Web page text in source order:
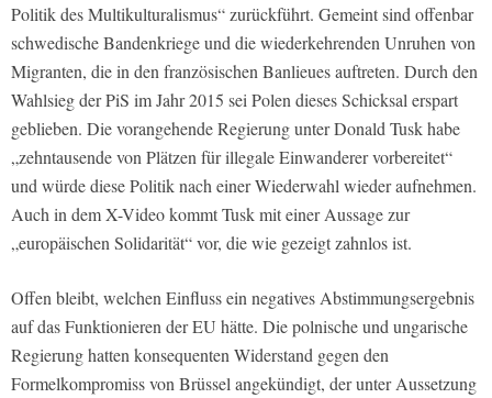
Politik des Multikulturalismus“ zurückführt. Gemeint sind offenbar
schwedische Bandenkriege und die wiederkehrenden Unruhen von
Migranten, die in den französischen Banlieues auftreten. Durch den
Wahlsieg der PiS im Jahr 2015 sei Polen dieses Schicksal erspart
geblieben. Die vorangehende Regierung unter Donald Tusk habe
„zehntausende von Plätzen für illegale Einwanderer vorbereitet“
und würde diese Politik nach einer Wiederwahl wieder aufnehmen.
Auch in dem X-Video kommt Tusk mit einer Aussage zur
„europäischen Solidarität“ vor, die wie gezeigt zahnlos ist.
Offen bleibt, welchen Einfluss ein negatives Abstimmungsergebnis
auf das Funktionieren der EU hätte. Die polnische und ungarische
Regierung hatten konsequenten Widerstand gegen den
Formelkompromiss von Brüssel angekündigt, der unter Aussetzung